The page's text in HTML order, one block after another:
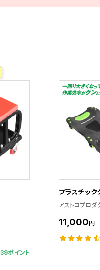
39ポイント
プラスチッ
アストロプロダ
11,000円